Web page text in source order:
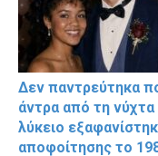
Δεν παντρεύτηκα
άντρα από τη
λύκειο
αποφοίτησης το